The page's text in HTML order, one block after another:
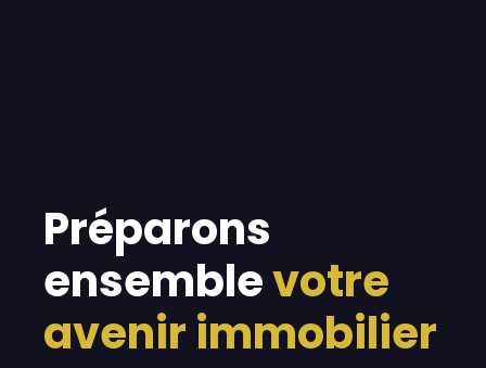
Préparons
ensemblevotre
avenir immobilier